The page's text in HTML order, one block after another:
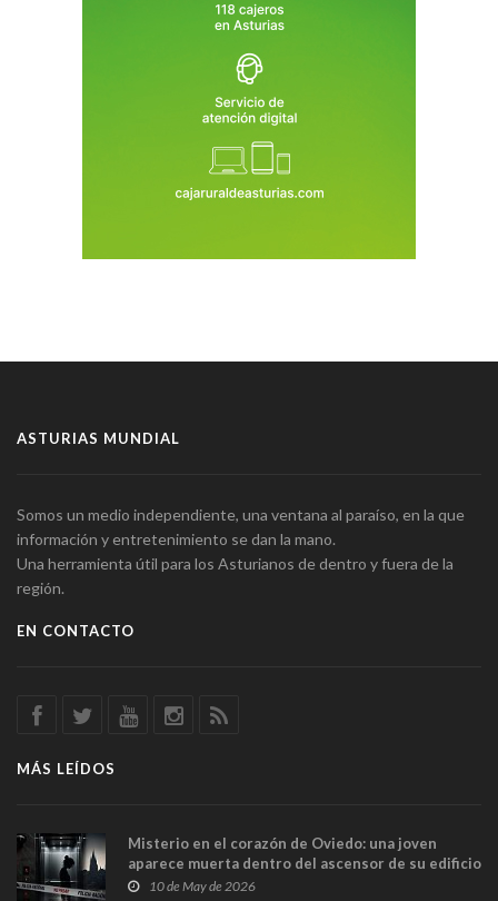
ASTURIAS MUNDIAL
Somos un medio independiente, una ventana al paraíso, en la que
información y entretenimiento se dan la mano.
Una herramienta útil para los Asturianos de dentro y fuera de la
región.
EN CONTACTO
MÁS LEÍDOS
Misterio en el corazón de Oviedo: una joven
aparece muerta dentro del ascensor de su edificio
y las cámaras captan sus últimos minutos
10 de May de 2026